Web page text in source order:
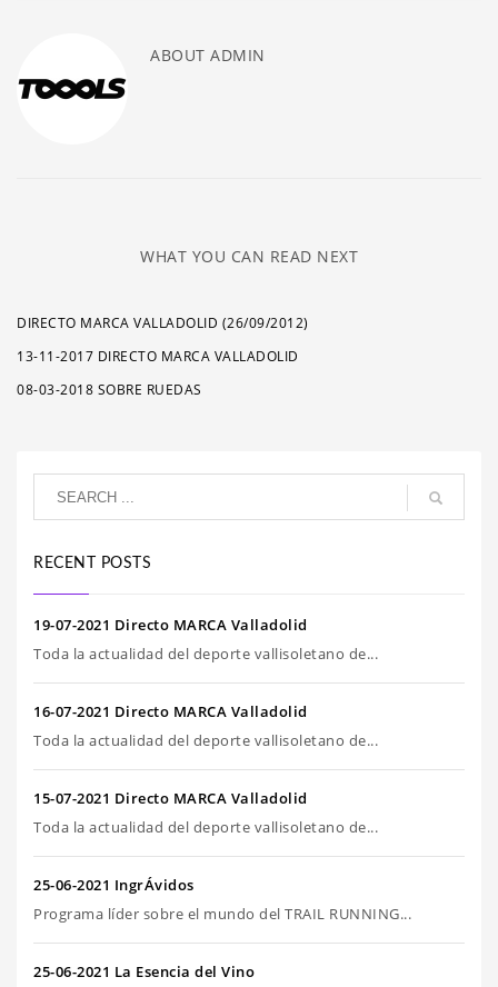
ABOUT ADMIN
WHAT YOU CAN READ NEXT
DIRECTO MARCA VALLADOLID (26/09/2012)
13-11-2017 DIRECTO MARCA VALLADOLID
08-03-2018 SOBRE RUEDAS
RECENT POSTS
19-07-2021 Directo MARCA Valladolid
Toda la actualidad del deporte vallisoletano de...
16-07-2021 Directo MARCA Valladolid
Toda la actualidad del deporte vallisoletano de...
15-07-2021 Directo MARCA Valladolid
Toda la actualidad del deporte vallisoletano de...
25-06-2021 IngrÁvidos
Programa líder sobre el mundo del TRAIL RUNNING...
25-06-2021 La Esencia del Vino